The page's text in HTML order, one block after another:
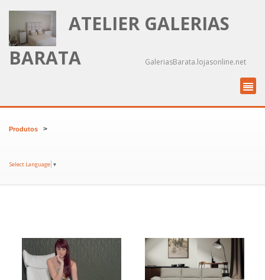
ATELIER GALERIAS
BARATA
GaleriasBarata.lojasonline.net
Produtos >
Select Language ▼